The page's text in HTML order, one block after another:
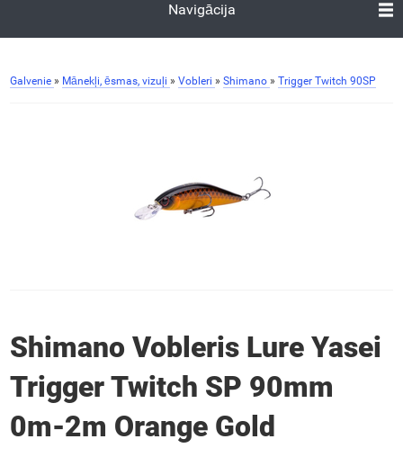
Navigācija
Galvenie » Mānekļi, ēsmas, vizuļi » Vobleri » Shimano » Trigger Twitch 90SP
Shimano Vobleris Lure Yasei
Trigger Twitch SP 90mm
0m-2m Orange Gold